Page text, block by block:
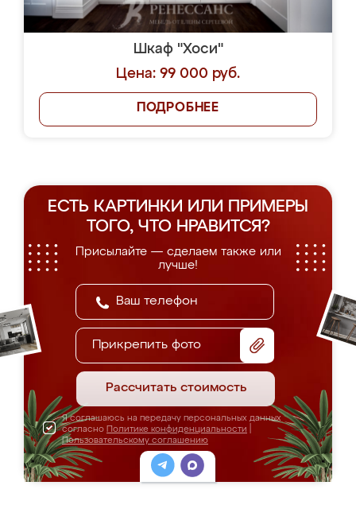
Шкаф "Хоси"
Цена: 99 000 руб.
ПОДРОБНЕЕ
ЕСТЬ КАРТИНКИ ИЛИ ПРИМЕРЫ
ТОГО, ЧТО НРАВИТСЯ?
Присылайте — сделаем также или
лучше!
Прикрепить фото
Рассчитать стоимость
Я соглашаюсь на передачу персональных данных
согласно Политике конфиденциальности
Пользовательскому соглашению